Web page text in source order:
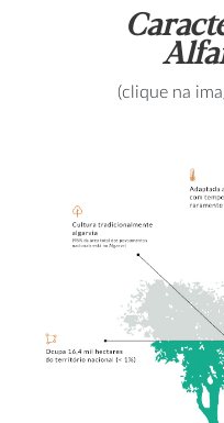
(clique na